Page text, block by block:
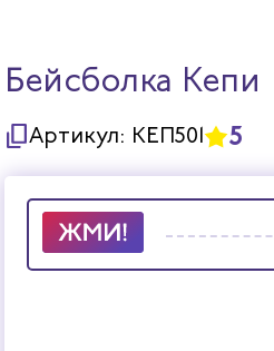
Бейсболка Кепи
Артикул: КЕП501 5